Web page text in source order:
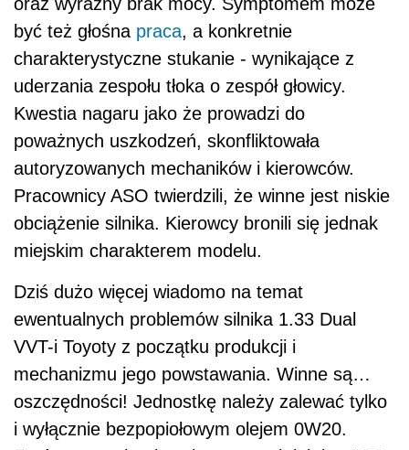
Dziś dużo więcej wiadomo na temat
ewentualnych problemów silnika 1.33 Dual
VVT-i Toyoty z początku produkcji i
mechanizmu jego powstawania. Winne są…
oszczędności! Jednostkę należy zalewać tylko
i wyłącznie bezpopiołowym olejem 0W20.
Zarówno mechanicy niezrzeszeni, jak i w ASO
często z uwagi na niższą cenę stosowali
smarowidło o innej specyfikacji. A to prowadziło
do wytrącania dużej ilości sadzy podczas
eksploatacji. Remedium? W pierwszej
kolejności należy mocno dbać o specyfikację
oleju. Pod żadnym pozorem nie warto
stosować płynu eksploatacyjnego o innych
parametrach niż 0W20.